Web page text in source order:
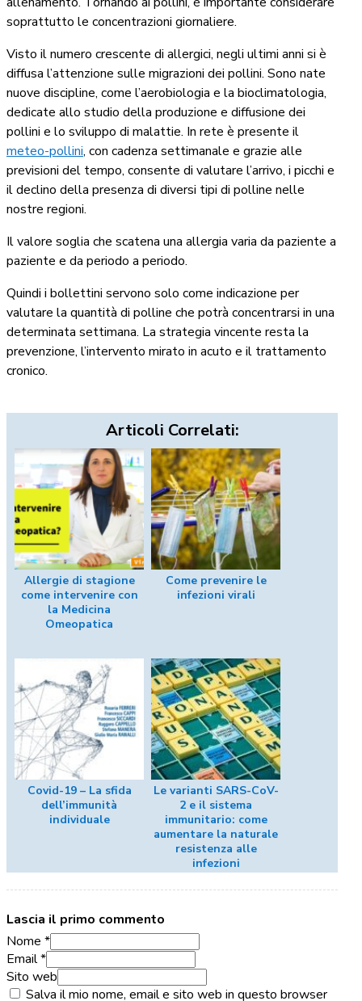
soprattutto le concentrazioni giornaliere.
Visto il numero crescente di allergici, negli ultimi anni si è
diffusa l’attenzione sulle migrazioni dei pollini. Sono nate
nuove discipline, come l’aerobiologia e la bioclimatologia,
dedicate allo studio della produzione e diffusione dei
pollini e lo sviluppo di malattie. In rete è presente il
meteo-pollini, con cadenza settimanale e grazie alle
previsioni del tempo, consente di valutare l’arrivo, i picchi e
il declino della presenza di diversi tipi di polline nelle
nostre regioni.
Il valore soglia che scatena una allergia varia da paziente a
paziente e da periodo a periodo.
Quindi i bollettini servono solo come indicazione per
valutare la quantità di polline che potrà concentrarsi in una
determinata settimana. La strategia vincente resta la
prevenzione, l’intervento mirato in acuto e il trattamento
cronico.
Articoli Correlati:
Allergie di stagione
come intervenire con
la Medicina
Omeopatica
Come prevenire le
infezioni virali
Covid-19 – La sfida
dell’immunità
individuale
Le varianti SARS-CoV-
2 e il sistema
immunitario: come
aumentare la naturale
resistenza alle
infezioni
Lascia il primo commento
Nome *
Email *
Sito web
Salva il mio nome, email e sito web in questo browser